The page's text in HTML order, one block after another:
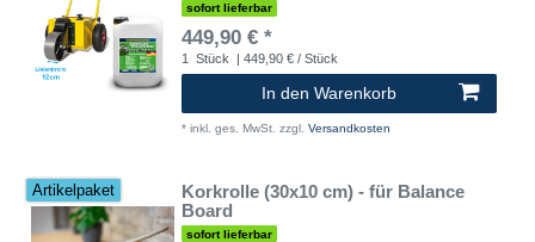
sofort lieferbar
449,90 € *
1 Stück | 449,90 € / Stück
In den Warenkorb
* inkl. ges. MwSt. zzgl. Versandkosten
Artikelpaket
Korkrolle (30x10 cm) - für Balance
Board
sofort lieferbar